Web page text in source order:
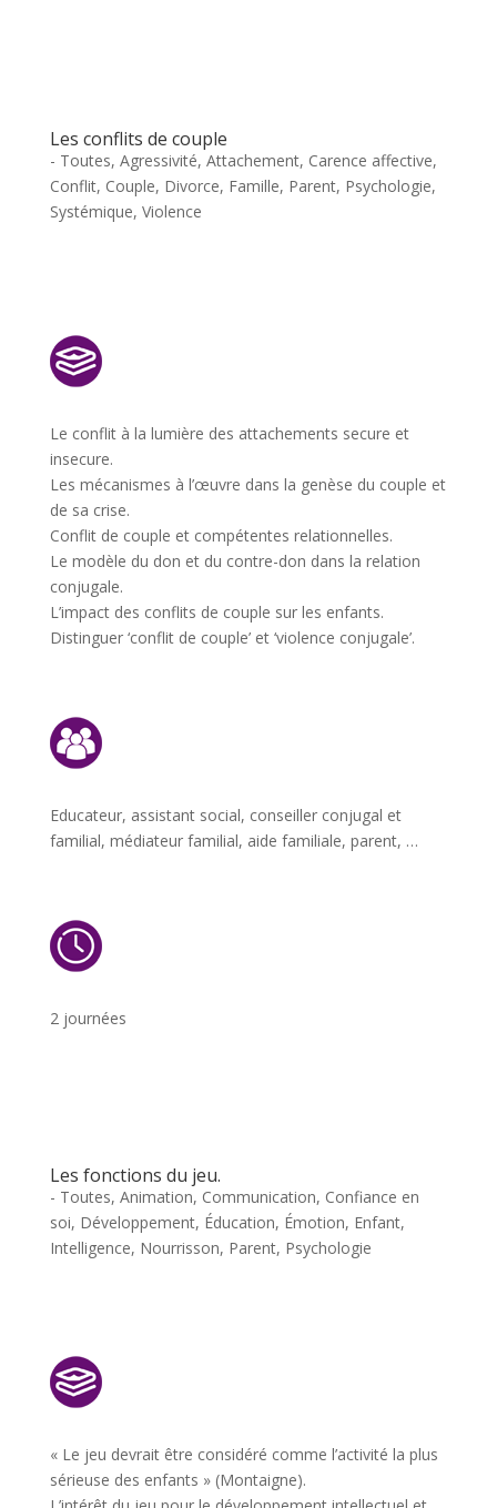
Les conflits de couple
- Toutes, Agressivité, Attachement, Carence affective,
Conflit, Couple, Divorce, Famille, Parent, Psychologie,
Systémique, Violence
Le conflit à la lumière des attachements secure et
insecure.
Les mécanismes à l’œuvre dans la genèse du couple et
de sa crise.
Conflit de couple et compétentes relationnelles.
Le modèle du don et du contre-don dans la relation
conjugale.
L’impact des conflits de couple sur les enfants.
Distinguer ‘conflit de couple’ et ‘violence conjugale’.
Educateur, assistant social, conseiller conjugal et
familial, médiateur familial, aide familiale, parent, …
2 journées
Les fonctions du jeu.
- Toutes, Animation, Communication, Confiance en
soi, Développement, Éducation, Émotion, Enfant,
Intelligence, Nourrisson, Parent, Psychologie
« Le jeu devrait être considéré comme l’activité la plus
sérieuse des enfants » (Montaigne).